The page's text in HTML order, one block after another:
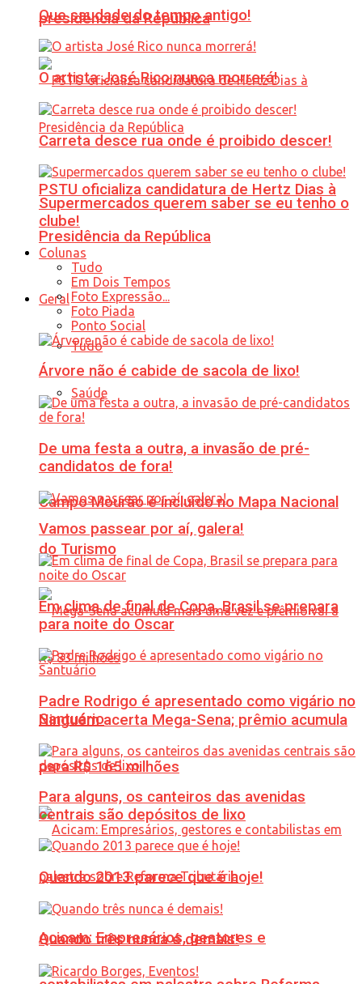
presidência da República
PSTU oficializa candidatura de Hertz Dias à
Presidência da República
Geral
Tudo
Saúde
Campo Mourão é incluído no Mapa Nacional
do Turismo
Ninguém acerta Mega-Sena; prêmio acumula
para R$ 165 milhões
Acicam: Empresários, gestores e
Que saudade do tempo antigo!
O artista José Rico nunca morrerá!
Carreta desce rua onde é proibido descer!
Supermercados querem saber se eu tenho o
clube!
Colunas
Tudo
Em Dois Tempos
Foto Expressão...
Foto Piada
Ponto Social
Árvore não é cabide de sacola de lixo!
De uma festa a outra, a invasão de pré-
candidatos de fora!
Vamos passear por aí, galera!
Em clima de final de Copa, Brasil se prepara
para noite do Oscar
Padre Rodrigo é apresentado como vigário no
Santuário
Para alguns, os canteiros das avenidas
centrais são depósitos de lixo
Quando 2013 parece que é hoje!
Quando três nunca é demais!